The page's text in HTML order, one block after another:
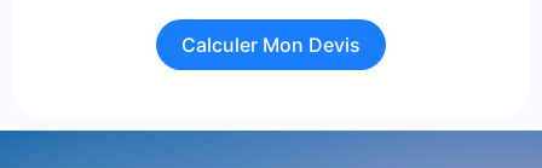
Calculer Mon Devis